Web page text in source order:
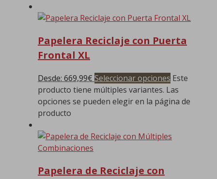
Papelera Reciclaje con Puerta
Frontal XL
Desde: 669,99€ Seleccionar opciones Este
producto tiene múltiples variantes. Las
opciones se pueden elegir en la página de
producto
Papelera de Reciclaje con